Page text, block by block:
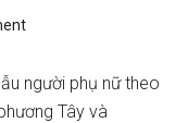
người phụ nữ theo
Tây và